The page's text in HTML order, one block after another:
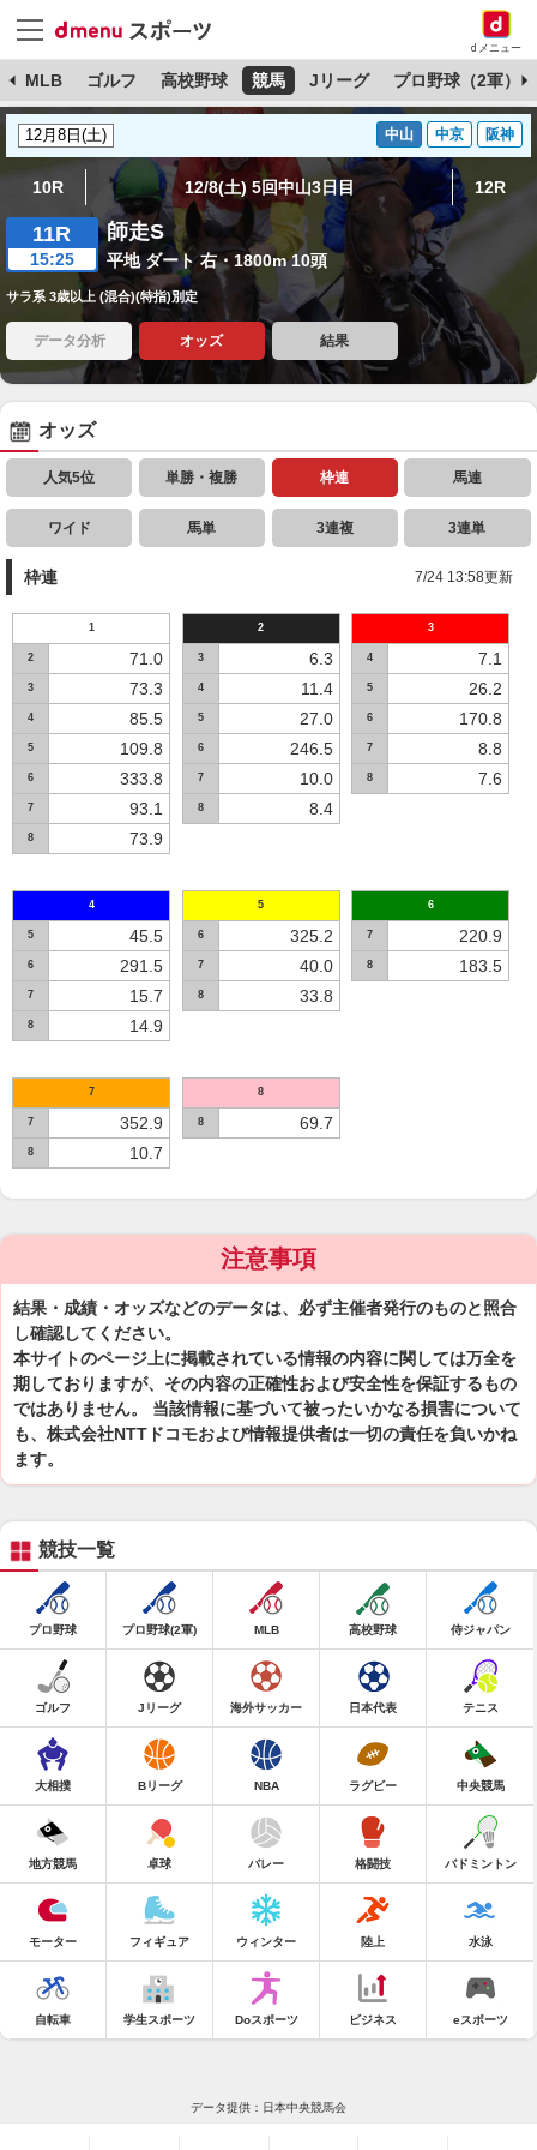
dメニュー
MLB ゴルフ 高校野球 競馬 Jリーグ プロ野球（2軍）
中山 中京 阪神
10R 12/8(土) 5回中山3日目 12R
11R
15:25
師走S
平地 ダート 右・1800m 10頭
サラ系 3歳以上 (混合)(特指)別定
データ分析 オッズ 結果
オッズ
人気5位 単勝・複勝 枠連 馬連
ワイド 馬単 3連複 3連単
枠連 7/24 13:58更新
1
2 71.0
3 73.3
4 85.5
5 109.8
6 333.8
7 93.1
8 73.9
2
3 6.3
4 11.4
5 27.0
6 246.5
7 10.0
8 8.4
3
4 7.1
5 26.2
6 170.8
7 8.8
8 7.6
4
5 45.5
6 291.5
7 15.7
8 14.9
5
6 325.2
7 40.0
8 33.8
6
7 220.9
8 183.5
7
7 352.9
8 10.7
8
8 69.7
注意事項
結果・成績・オッズなどのデータは、必ず主催者発行のものと照合
し確認してください。
本サイトのページ上に掲載されている情報の内容に関しては万全を
期しておりますが、その内容の正確性および安全性を保証するもの
ではありません。 当該情報に基づいて被ったいかなる損害について
も、株式会社NTTドコモおよび情報提供者は一切の責任を負いかね
ます。
競技一覧
プロ野球 プロ野球(2軍) MLB 高校野球 侍ジャパン
ゴルフ Jリーグ 海外サッカー 日本代表 テニス
大相撲 Bリーグ NBA ラグビー 中央競馬
地方競馬 卓球 バレー 格闘技 バドミントン
モーター フィギュア ウィンター 陸上 水泳
自転車 学生スポーツ Doスポーツ ビジネス eスポーツ
データ提供：日本中央競馬会